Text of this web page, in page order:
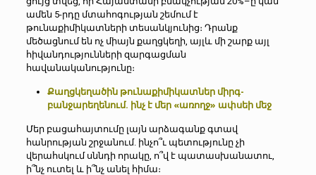
ամեն 5-րդը մտահոգության շեմում է
թունաքիմիկատների տեսանկյունից։ Դրանք
մեծացնում են ոչ միայն քաղցկեղի, այլև մի շարք այլ
հիվանդությունների զարգացման
հավանականությունը։
Քաղցկեղածին թունաքիմիկատներ միրգ-
բանջարեղենում. ինչ է մեր «առողջ» ափսեի մեջ
Մեր բացահայտումը լայն արձագանք գտավ
հանրության շրջանում. ինչո՞ւ պետությունը չի
վերահսկում սննդի որակը, ո՞վ է պատասխանատու,
ի՞նչ ուտել և ի՞նչ անել հիմա։